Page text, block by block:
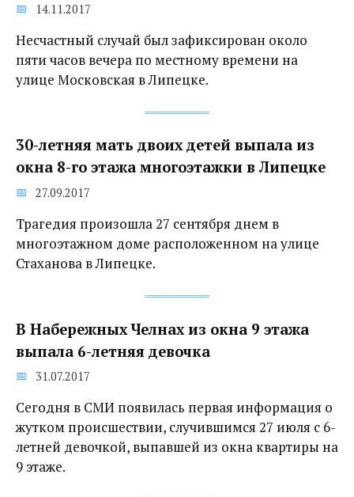
14.11.2017
Несчастный случай был зафиксирован около
пяти часов вечера по местному времени на
улице Московская в Липецке.
30-летняя мать двоих детей выпала из
окна 8-го этажа многоэтажки в Липецке
27.09.2017
Трагедия произошла 27 сентября днем в
многоэтажном доме расположенном на улице
Стаханова в Липецке.
В Набережных Челнах из окна 9 этажа
выпала 6-летняя девочка
31.07.2017
Сегодня в СМИ появилась первая информация о
жутком происшествии, случившимся 27 июля с 6-
летней девочкой, выпавшей из окна квартиры на
9 этаже.